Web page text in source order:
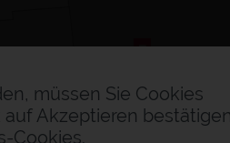
müssen Sie Cookies
auf Akzeptieren
Cookies.